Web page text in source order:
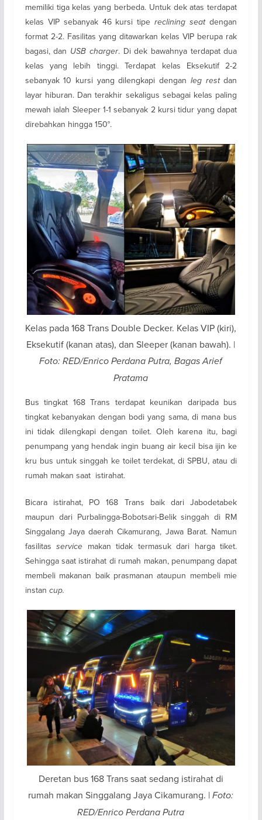
memiliki tiga kelas yang berbeda. Untuk dek atas terdapat
kelas VIP sebanyak 46 kursi tipereclining seatdengan
format 2-2. Fasilitas yang ditawarkan kelas VIP berupa rak
bagasi, dan USB charger. Di dek bawahnya terdapat dua
kelas yang lebih tinggi. Terdapat kelas Eksekutif 2-2
sebanyak 10 kursi yang dilengkapi dengan leg restdan
layar hiburan. Dan terakhir sekaligus sebagai kelas paling
mewah ialah Sleeper 1-1 sebanyak 2 kursi tidur yang dapat
direbahkan hingga 150°.
Kelas pada 168 Trans Double Decker. Kelas VIP (kiri),
Eksekutif (kanan atas), dan Sleeper (kanan bawah). |
Foto: RED/Enrico Perdana Putra, Bagas Arief
Pratama
Bus tingkat 168 Trans terdapat keunikan daripada bus
tingkat kebanyakan dengan bodi yang sama, di mana bus
ini tidak dilengkapi dengan toilet. Oleh karena itu, bagi
penumpang yang hendak ingin buang air kecil bisa ijin ke
kru bus untuk singgah ke toilet terdekat, di SPBU, atau di
rumah makan saat istirahat.
Bicara istirahat, PO 168 Trans baik dari Jabodetabek
maupun dari Purbalingga-Bobotsari-Belik singgah di RM
Singgalang Jaya daerah Cikamurang, Jawa Barat. Namun
fasilitasservice makan tidak termasuk dari harga tiket.
Sehingga saat istirahat di rumah makan, penumpang dapat
membeli makanan baik prasmanan ataupun membeli mie
instan cup.
Deretan bus 168 Trans saat sedang istirahat di
rumah makan Singgalang Jaya Cikamurang. |Foto:
RED/Enrico Perdana Putra